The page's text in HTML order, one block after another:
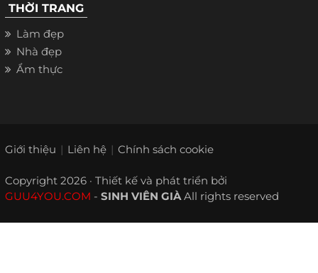
THỜI TRANG
Làm đẹp
Nhà đẹp
Ẩm thực
Giới thiệu Liên hệ Chính sách cookie
Copyright 2026 · Thiết kế và phát triển bởi
GUU4YOU.COM - SINH VIÊN GIÀAll rights reserved